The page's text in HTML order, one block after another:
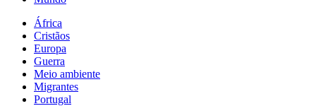
África
Cristãos
Europa
Guerra
Meio ambiente
Migrantes
Portugal